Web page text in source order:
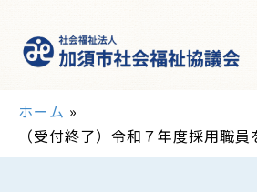
ホーム »
（受付終了）令和７年度採用職員